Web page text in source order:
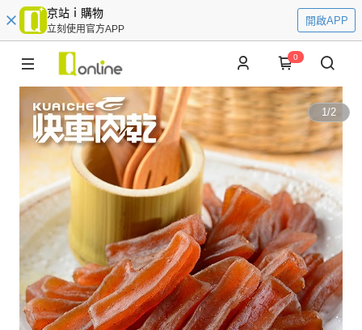
京站ｉ購物
立刻使用官方APP
開啟APP
0
1/2